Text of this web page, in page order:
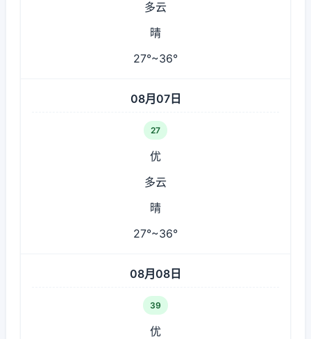
多云
晴
27°~36°
08月07日
27
优
多云
晴
27°~36°
08月08日
39
优